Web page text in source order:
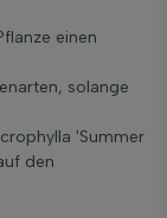
einen
solange
'Summer
den